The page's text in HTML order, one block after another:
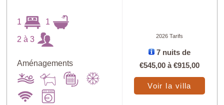
1 1
2 à 3
Aménagements
2026 Tarifs
7 nuits de
€545,00 à€915,00
Voir la villa